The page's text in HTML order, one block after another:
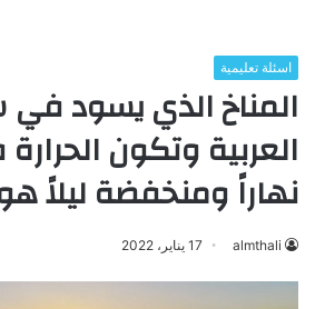
اسئلة تعليمية
المناخ الذي يسود في
العربية وتكون
نهاراً ومنخفضة ليلاً
almthali 17 يناير، 2022